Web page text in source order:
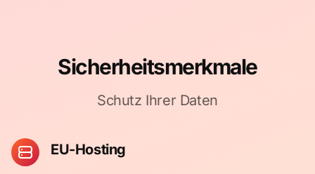
Sicherheitsmerkmale
Schutz Ihrer Daten
EU-Hosting